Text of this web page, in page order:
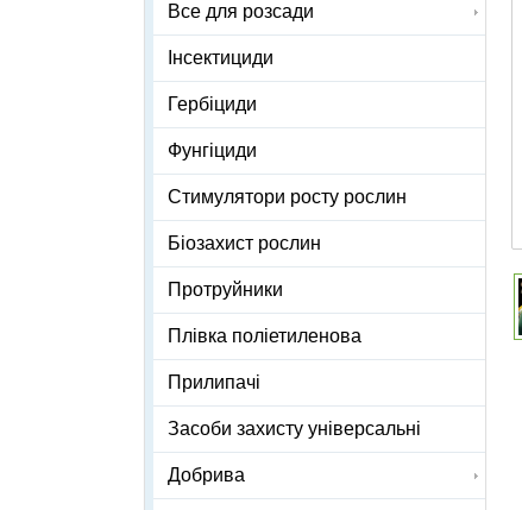
Все для розсади
Інсектициди
Гербіциди
Фунгіциди
Стимулятори росту рослин
Біозахист рослин
Протруйники
Плівка поліетиленова
Прилипачі
Засоби захисту універсальні
Добрива